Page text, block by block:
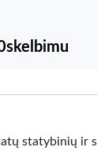
statybinių ir